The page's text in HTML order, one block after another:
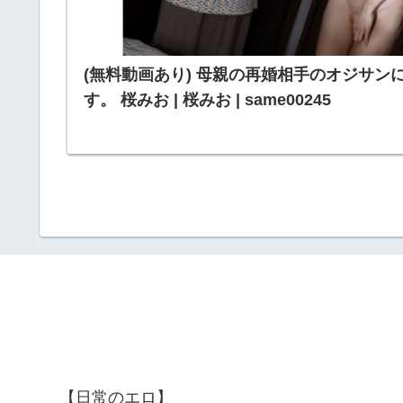
(無料動画あり) 母親の再婚相手のオジサン
す。 桜みお | 桜みお | same00245
【日常のエロ】